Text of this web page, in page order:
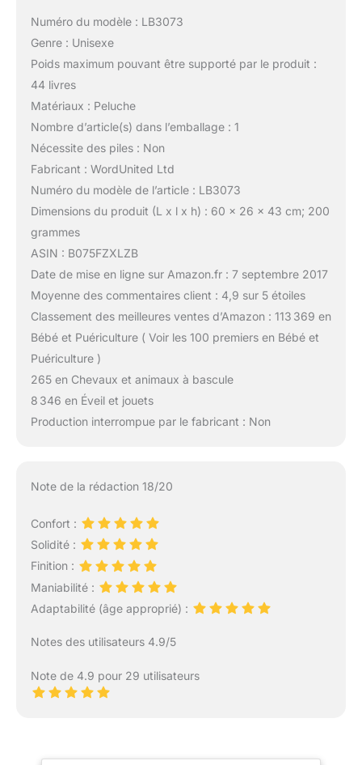
Numéro du modèle : LB3073
Genre : Unisexe
Poids maximum pouvant être supporté par le produit :
44 livres
Matériaux : Peluche
Nombre d’article(s) dans l’emballage : 1
Nécessite des piles : Non
Fabricant : WordUnited Ltd
Numéro du modèle de l’article : LB3073
Dimensions du produit (L x l x h) : 60 x 26 x 43 cm; 200
grammes
ASIN : B075FZXLZB
Date de mise en ligne sur Amazon.fr : 7 septembre 2017
Moyenne des commentaires client : 4,9 sur 5 étoiles
Classement des meilleures ventes d’Amazon : 113 369 en
Bébé et Puériculture ( Voir les 100 premiers en Bébé et
Puériculture )
265 en Chevaux et animaux à bascule
8 346 en Éveil et jouets
Production interrompue par le fabricant : Non
Note de la rédaction 18/20
Confort :
Solidité :
Finition :
Maniabilité :
Adaptabilité (âge approprié) :
Notes des utilisateurs 4.9/5
Note de 4.9 pour 29 utilisateurs